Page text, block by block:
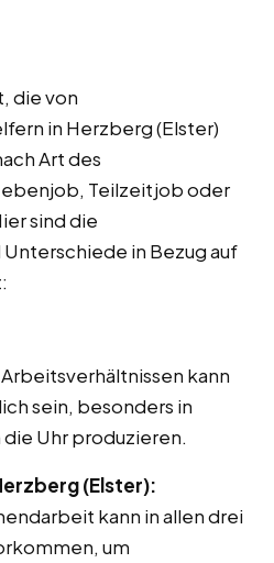
die von
in Herzberg (Elster)
Art des
Teilzeitjob oder
sind die
in Bezug auf
Arbeitsverhältnissen kann
sein, besonders in
Uhr produzieren.
(Elster):
kann in allen drei
um